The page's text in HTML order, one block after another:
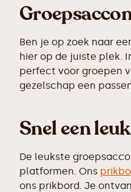
Ben je op zoek naar
hier op de juiste plek.
perfect voor groepen
gezelschap een
Snel een
De leukste
platformen. Ons
ons prikbord. Je